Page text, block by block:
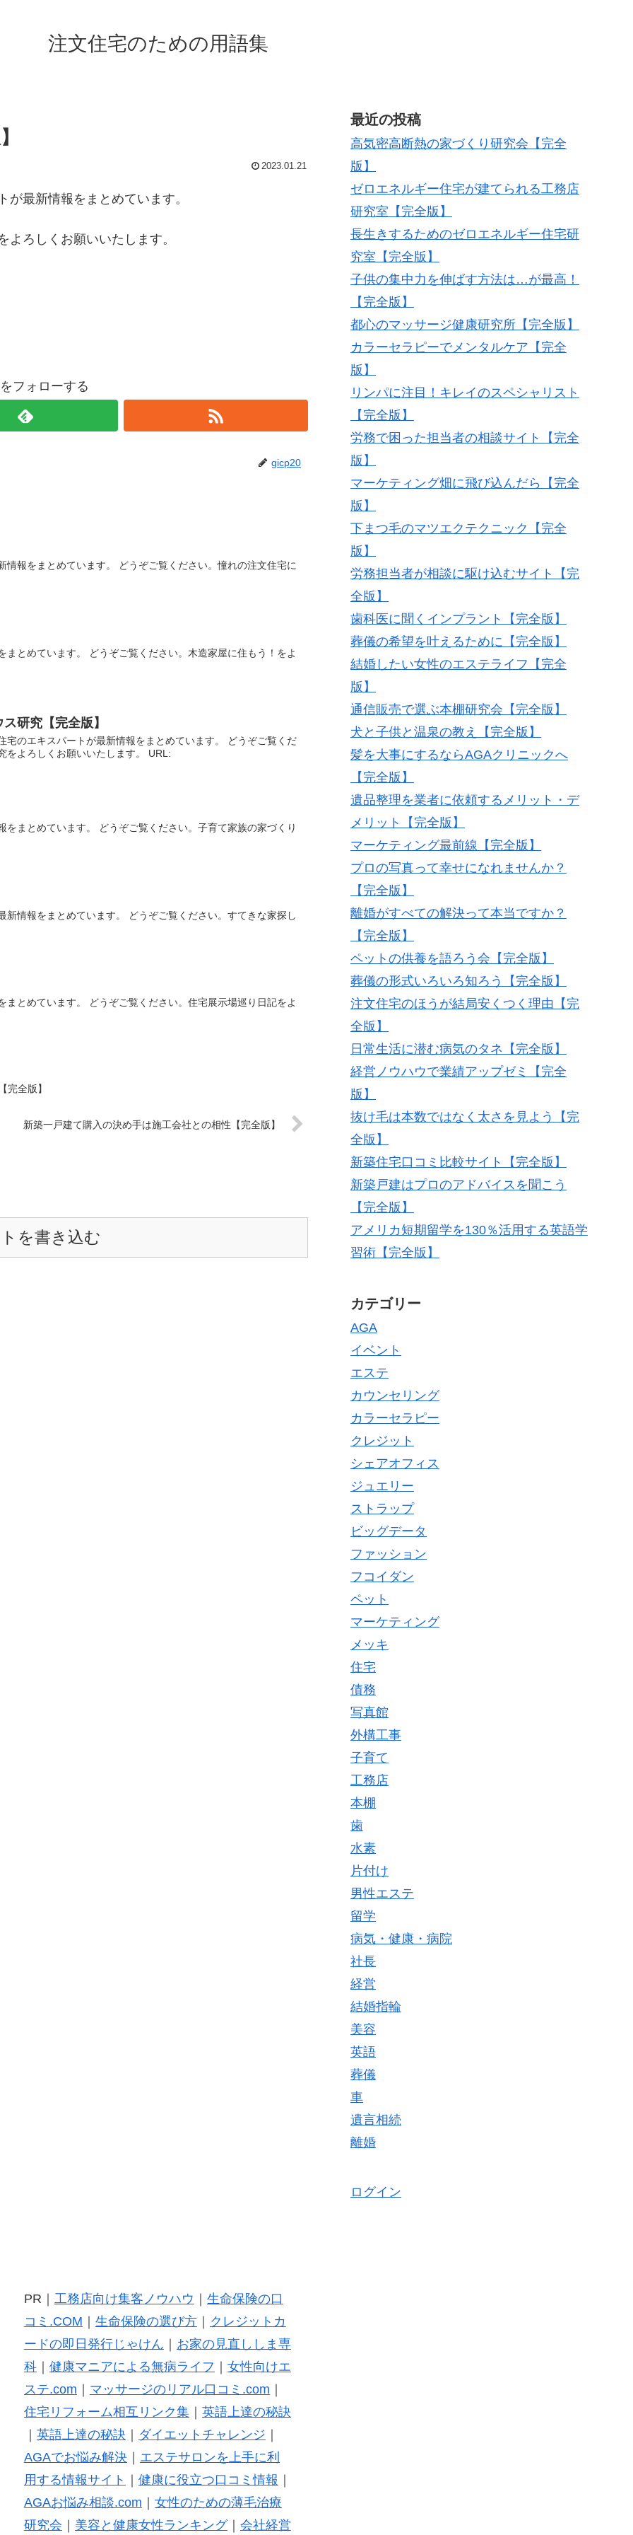
注文住宅のための用語集
2023.01.21
が最新情報をまとめています。
よろしくお願いいたします。
フォローする
gicp20
報をまとめています。 どうぞご覧ください。憧れの注文住宅に
とめています。 どうぞご覧ください。木造家屋に住もう！をよ
研究【完全版】
のエキスパートが最新情報をまとめています。 どうぞご覧くだ
をよろしくお願いいたします。 URL:
まとめています。 どうぞご覧ください。子育て家族の家づくり
情報をまとめています。 どうぞご覧ください。すてきな家探し
とめています。 どうぞご覧ください。住宅展示場巡り日記をよ
完全版】
新築一戸建て購入の決め手は施工会社との相性【完全版】
を書き込む
最近の投稿
高気密高断熱の家づくり研究会【完全
版】
ゼロエネルギー住宅が建てられる工務店
研究室【完全版】
長生きするためのゼロエネルギー住宅研
究室【完全版】
子供の集中力を伸ばす方法は…が最高！
【完全版】
都心のマッサージ健康研究所【完全版】
カラーセラピーでメンタルケア【完全
版】
リンパに注目！キレイのスペシャリスト
【完全版】
労務で困った担当者の相談サイト【完全
版】
マーケティング畑に飛び込んだら【完全
版】
下まつ毛のマツエクテクニック【完全
版】
労務担当者が相談に駆け込むサイト【完
全版】
歯科医に聞くインプラント【完全版】
葬儀の希望を叶えるために【完全版】
結婚したい女性のエステライフ【完全
版】
通信販売で選ぶ本棚研究会【完全版】
犬と子供と温泉の教え【完全版】
髪を大事にするならAGAクリニックへ
【完全版】
遺品整理を業者に依頼するメリット・デ
メリット【完全版】
マーケティング最前線【完全版】
プロの写真って幸せになれませんか？
【完全版】
離婚がすべての解決って本当ですか？
【完全版】
ペットの供養を語ろう会【完全版】
葬儀の形式いろいろ知ろう【完全版】
注文住宅のほうが結局安くつく理由【完
全版】
日常生活に潜む病気のタネ【完全版】
経営ノウハウで業績アップゼミ【完全
版】
抜け毛は本数ではなく太さを見よう【完
全版】
新築住宅口コミ比較サイト【完全版】
新築戸建はプロのアドバイスを聞こう
【完全版】
アメリカ短期留学を130％活用する英語学
習術【完全版】
カテゴリー
AGA
イベント
エステ
カウンセリング
カラーセラピー
クレジット
シェアオフィス
ジュエリー
ストラップ
ビッグデータ
ファッション
フコイダン
ペット
マーケティング
メッキ
住宅
債務
写真館
外構工事
子育て
工務店
本棚
歯
水素
片付け
男性エステ
留学
病気・健康・病院
社長
経営
結婚指輪
美容
英語
葬儀
車
遺言相続
離婚
ログイン
PR｜ 工務店向け集客ノウハウ
生命保険の口
コミ.COM
生命保険の選び方｜
クレジットカ
ードの即日発行じゃけん
お家の見直ししま専
科｜ 健康マニアによる無病ライフ
女性向けエ
ステ.com
マッサージのリアル口コミ.com
住宅リフォーム相互リンク集｜ 英語上達の秘訣
英語上達の秘訣 ダイエットチャレンジ
AGAでお悩み解決｜ エステサロンを上手に利
用する情報サイト
健康に役立つ口コミ情報
AGAお悩み相談.com
女性のための薄毛治療
研究会
美容と健康女性ランキング｜ 会社経営